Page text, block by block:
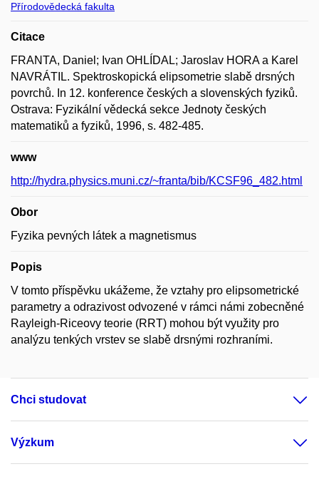
Přírodovědecká fakulta
Citace
FRANTA, Daniel; Ivan OHLÍDAL; Jaroslav HORA a Karel
NAVRÁTIL. Spektroskopická elipsometrie slabě drsných
povrchů. In 12. konference českých a slovenských fyziků.
Ostrava: Fyzikální vědecká sekce Jednoty českých
matematiků a fyziků, 1996, s. 482-485.
www
http://hydra.physics.muni.cz/~franta/bib/KCSF96_482.html
Obor
Fyzika pevných látek a magnetismus
Popis
V tomto příspěvku ukážeme, že vztahy pro elipsometrické
parametry a odrazivost odvozené v rámci námi zobecněné
Rayleigh-Riceovy teorie (RRT) mohou být využity pro
analýzu tenkých vrstev se slabě drsnými rozhraními.
Chci studovat
Výzkum